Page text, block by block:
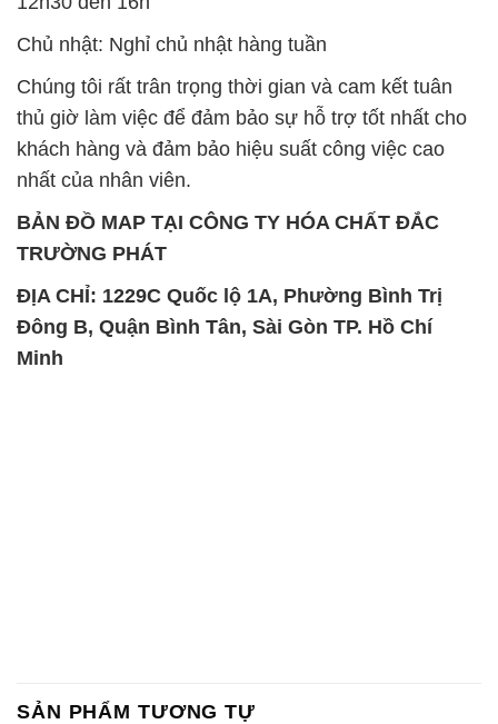
khách hàng và đảm bảo hiệu suất công việc cao
nhất của nhân viên.
BẢN ĐỒ MAP TẠI CÔNG TY HÓA CHẤT ĐẮC
TRƯỜNG PHÁT
ĐỊA CHỈ: 1229C Quốc lộ 1A, Phường Bình Trị
Đông B, Quận Bình Tân, Sài Gòn TP. Hồ Chí
Minh